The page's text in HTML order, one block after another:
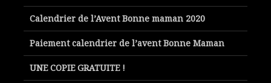
Calendrier de l’Avent Bonne maman 2020
Paiement calendrier de l’avent Bonne Maman
UNE COPIE GRATUITE !